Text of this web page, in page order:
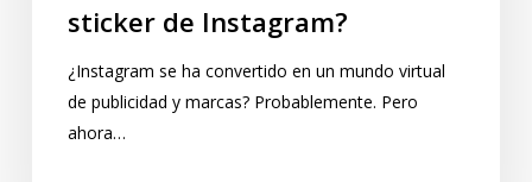
sticker de Instagram?
¿Instagram se ha convertido en un mundo virtual
de publicidad y marcas? Probablemente. Pero
ahora…